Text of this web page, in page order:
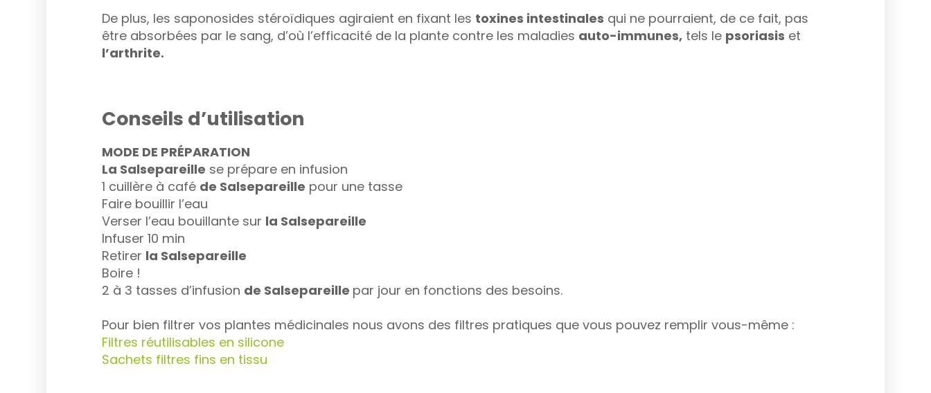
De plus, les saponosides stéroïdiques agiraient en fixant les toxines intestinales qui ne pourraient, de ce fait, pas
être absorbées par le sang, d’où l’efficacité de la plante contre les maladies auto-immunes, tels le psoriasis et
l’arthrite.
Conseils d’utilisation
MODE DE PRÉPARATION
La Salsepareille se prépare en infusion
1 cuillère à café de Salsepareille pour une tasse
Faire bouillir l’eau
Verser l’eau bouillante sur la Salsepareille
Infuser 10 min
Retirer la Salsepareille
Boire !
2 à 3 tasses d’infusion de Salsepareille par jour en fonctions des besoins.
Pour bien filtrer vos plantes médicinales nous avons des filtres pratiques que vous pouvez remplir vous-même :
Filtres réutilisables en silicone
Sachets filtres fins en tissu